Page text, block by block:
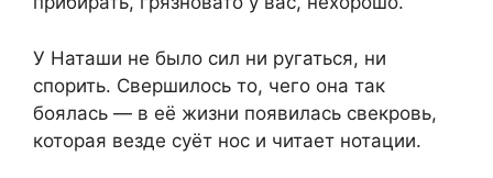
У Наташи не было сил ни ругаться, ни
спорить. Свершилось то, чего она так
боялась — в её жизни появилась свекровь,
которая везде суёт нос и читает нотации.